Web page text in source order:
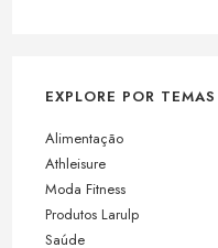
EXPLORE POR TEMAS
Alimentação
Athleisure
Moda Fitness
Produtos Larulp
Saúde